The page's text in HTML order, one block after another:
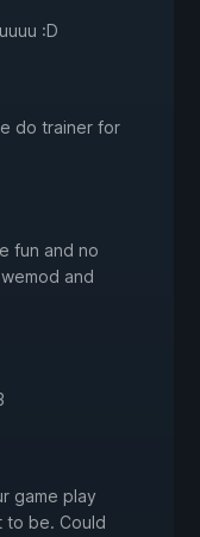
:D
do trainer for
fun and no
and
game play
to be. Could